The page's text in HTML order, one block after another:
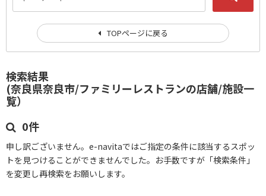
検索結果
(奈良県奈良市/ファミリーレストランの店舗/施設一
覧）
0件
申し訳ございません。e-navitaではご指定の条件に該当するスポッ
トを見つけることができませんでした。お手数ですが「検索条件」
を変更し再検索をお願いします。
TOPページに戻る